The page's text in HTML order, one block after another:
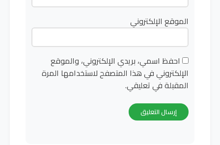
الموقع الإلكتروني
احفظ اسمي، بريدي الإلكتروني، والموقع
الإلكتروني في هذا المتصفح لاستخدامها المرة
المقبلة في تعليقي.